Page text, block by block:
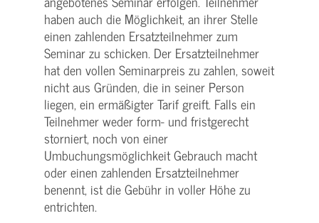
haben auch die Möglichkeit, an ihrer Stelle
einen zahlenden Ersatzteilnehmer zum
Seminar zu schicken. Der Ersatzteilnehmer
hat den vollen Seminarpreis zu zahlen, soweit
nicht aus Gründen, die in seiner Person
liegen, ein ermäßigter Tarif greift. Falls ein
Teilnehmer weder form- und fristgerecht
storniert, noch von einer
Umbuchungsmöglichkeit Gebrauch macht
oder einen zahlenden Ersatzteilnehmer
benennt, ist die Gebühr in voller Höhe zu
entrichten.